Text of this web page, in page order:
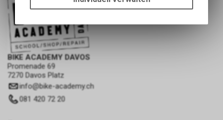
BIKE ACADEMY DAVOS
Promenade 69
7270 Davos Platz
info@bike-academy.ch
081 420 72 20
Funktionen unseres Online-
des Warenkorbs, zu
ermöglichen. Bitte beachten Sie,
dass die gespeicherten Daten
keinerlei Rückschlüsse auf Ihre